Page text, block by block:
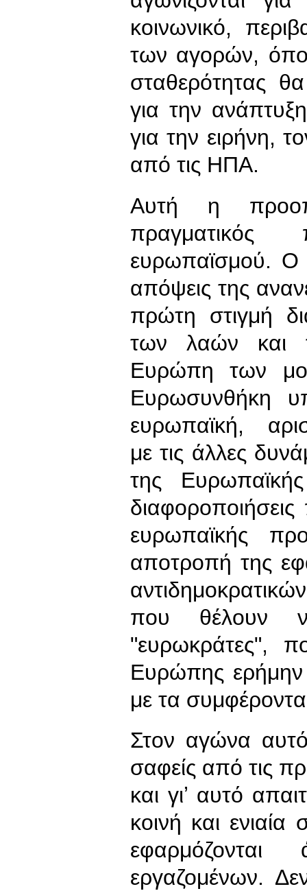
κοινωνικό,
των αγορών,
σταθερότητας
για την
για την ειρήνη,
από τις ΗΠΑ.
Αυτή η
ευρωπαϊσμού. Ο
απόψεις της
πρώτη στιγμή
των λαών και
Ευρώπη των
Ευρωσυνθήκη
ευρωπαϊκή,
με τις άλλες
της
ευρωπαϊκής
αποτροπή της
που θέλουν
"ευρωκράτες",
Ευρώπης ερήμην
με τα
Στον αγώνα
σαφείς από τις
και γιʼ αυτό
κοινή και
εργαζομένων.